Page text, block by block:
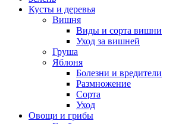
Кусты и деревья
Вишня
Виды и сорта вишни
Уход за вишней
Груша
Яблоня
Болезни и вредители
Размножение
Сорта
Уход
Овощи и грибы